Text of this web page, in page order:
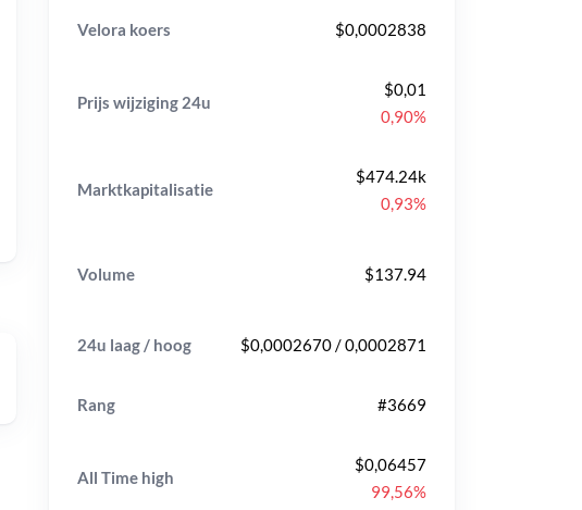
Velora koers $0,0002838
Prijs wijziging 24u
$0,01
0,90%
Marktkapitalisatie
$474.24k
0,93%
Volume $137.94
24u laag / hoog $0,0002670 / 0,0002871
Rang #3669
All Time high
$0,06457
99,56%